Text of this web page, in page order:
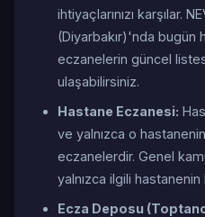
ihtiyaçlarınızı karşılar.
(Diyarbakır)'nda
eczanelerin güncel
ulaşabilirsiniz.
Hastane Eczanesi:
ve yalnızca o
eczanelerdir. Genel
yalnızca ilgili hastanenin
Ecza Deposu